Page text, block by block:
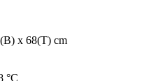
x 68(T) cm
°C